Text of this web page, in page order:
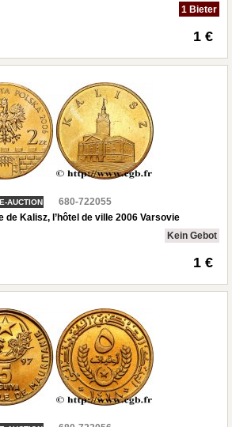
1 Bieter
1 €
E-AUCTION
680-722055
de Kalisz, l’hôtel de ville 2006 Varsovie
Kein Gebot
1 €